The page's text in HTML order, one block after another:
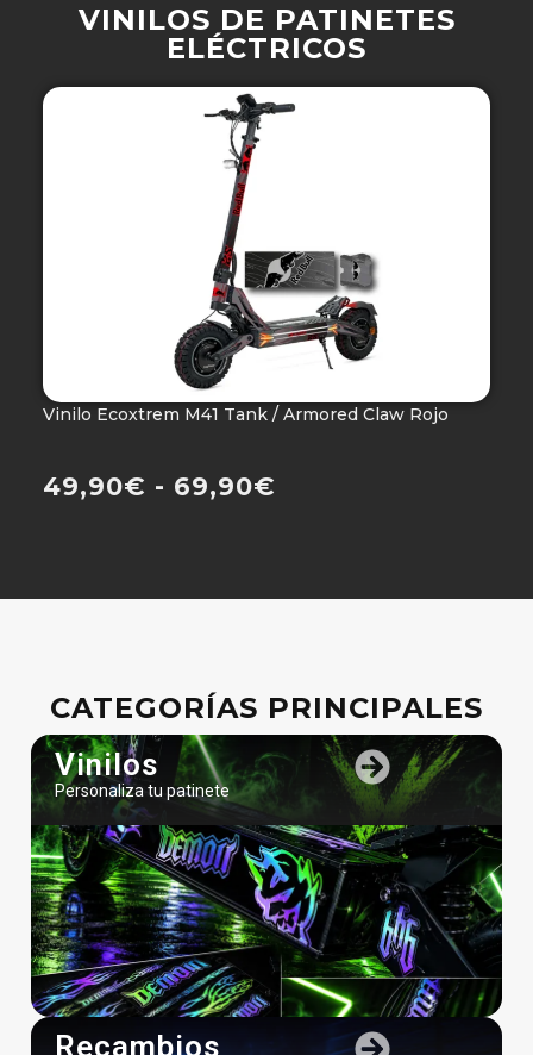
VINILOS DE PATINETES
ELÉCTRICOS
Vinilo Ecoxtrem M41 Tank / Armored Claw Rojo
49,90€ - 69,90€
CATEGORÍAS PRINCIPALES
Vinilos
Personaliza tu patinete
Recambios